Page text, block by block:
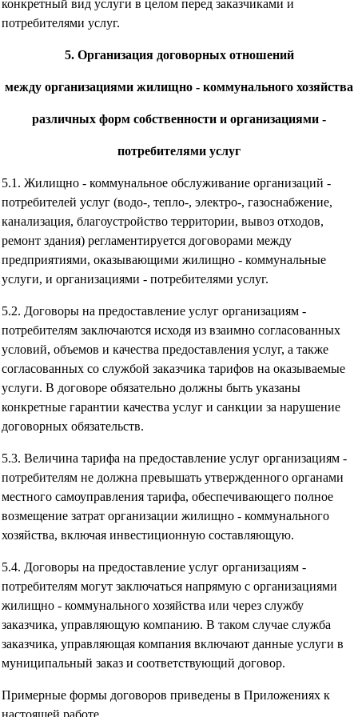
конкретный вид услуги в целом перед заказчиками и
потребителями услуг.
5. Организация договорных отношений
между организациями жилищно - коммунального хозяйства
различных форм собственности и организациями -
потребителями услуг
5.1. Жилищно - коммунальное обслуживание организаций -
потребителей услуг (водо-, тепло-, электро-, газоснабжение,
канализация, благоустройство территории, вывоз отходов,
ремонт здания) регламентируется договорами между
предприятиями, оказывающими жилищно - коммунальные
услуги, и организациями - потребителями услуг.
5.2. Договоры на предоставление услуг организациям -
потребителям заключаются исходя из взаимно согласованных
условий, объемов и качества предоставления услуг, а также
согласованных со службой заказчика тарифов на оказываемые
услуги. В договоре обязательно должны быть указаны
конкретные гарантии качества услуг и санкции за нарушение
договорных обязательств.
5.3. Величина тарифа на предоставление услуг организациям -
потребителям не должна превышать утвержденного органами
местного самоуправления тарифа, обеспечивающего полное
возмещение затрат организации жилищно - коммунального
хозяйства, включая инвестиционную составляющую.
5.4. Договоры на предоставление услуг организациям -
потребителям могут заключаться напрямую с организациями
жилищно - коммунального хозяйства или через службу
заказчика, управляющую компанию. В таком случае служба
заказчика, управляющая компания включают данные услуги в
муниципальный заказ и соответствующий договор.
Примерные формы договоров приведены в Приложениях к
настоящей работе.